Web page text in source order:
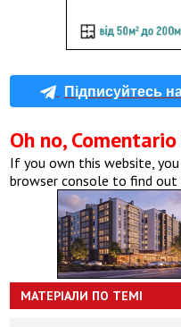
Підписуйтесь
Oh no,
If you own this website,
browser console to find out
МАТЕРІАЛИ ПО ТЕМІ